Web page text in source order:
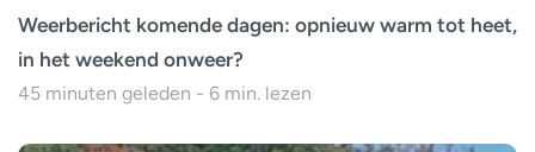
Weerbericht komende dagen: opnieuw warm tot heet,
in het weekend onweer?
45 minuten geleden - 6 min. lezen